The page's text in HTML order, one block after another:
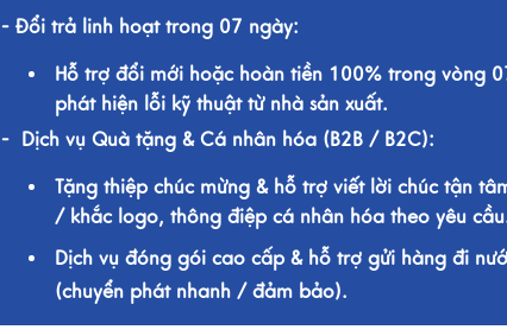
- Đổi trả linh hoạt trong 07 ngày:
Hỗ trợ đổi mới hoặc hoàn tiền 100% trong vòng
phát hiện lỗi kỹ thuật từ nhà sản xuất.
- Dịch vụ Quà tặng & Cá nhân hóa (B2B / B2C):
Tặng thiệp chúc mừng & hỗ trợ viết lời chúc tận
/ khắc logo, thông điệp cá nhân hóa theo yêu
Dịch vụ đóng gói cao cấp & hỗ trợ gửi hàng đi
(chuyển phát nhanh / đảm bảo).